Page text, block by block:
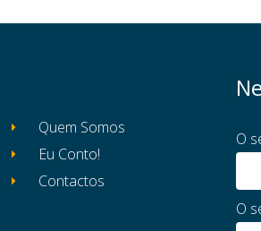
Quem Somos
Eu Conto!
Contactos
O
O